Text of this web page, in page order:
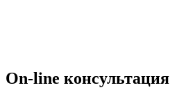
On-line консультация